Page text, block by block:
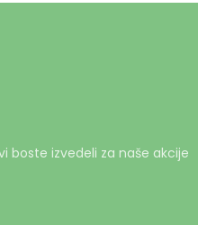
boste izvedeli za naše akcije